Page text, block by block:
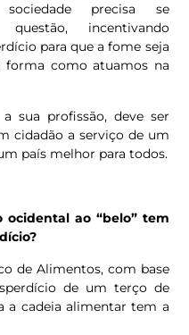
precisa se
incentivando
para que a fome seja
forma como atuamos na
sua profissão, deve ser
cidadão a serviço de um
país melhor para todos.
ocidental ao “belo” tem
de Alimentos, com base
de um terço de
a cadeia alimentar tem a